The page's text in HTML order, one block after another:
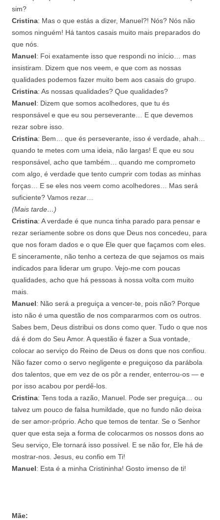
sim?
Cristina: Mas o que estás a dizer, Manuel?! Nós? Nós não
somos ninguém! Há tantos casais muito mais preparados do
que nós.
Manuel: Foi exatamente isso que respondi no início… mas
insistiram. Dizem que nos veem, e que com as nossas
qualidades podemos fazer muito bem aos casais do grupo.
Cristina: As nossas qualidades? Que qualidades?
Manuel: Dizem que somos acolhedores, que tu és
responsável e que eu sou perseverante… E que devemos
rezar sobre isso.
Cristina: Bem… que és perseverante, isso é verdade, ahah…
quando te metes com uma ideia, não largas! E que eu sou
responsável, acho que também… quando me comprometo
com algo, é verdade que tento cumprir com todas as minhas
forças… E se eles nos veem como acolhedores… Mas será
suficiente? Vamos rezar…
(Mais tarde…)
Cristina: A verdade é que nunca tinha parado para pensar e
rezar seriamente sobre os dons que Deus nos concedeu, para
que nos foram dados e o que Ele quer que façamos com eles.
E sinceramente, não tenho a certeza de que sejamos os mais
indicados para liderar um grupo. Vejo-me com poucas
qualidades, acho que há pessoas à nossa volta com muito
mais.
Manuel: Não será a preguiça a vencer-te, pois não? Porque
isto não é uma questão de nos compararmos com os outros.
Sabes bem, Deus distribui os dons como quer. Tudo o que nos
dá é dom do Seu Amor. A questão é fazer a Sua vontade,
colocar ao serviço do Reino de Deus os dons que nos confiou.
Não fazer como o servo negligente e preguiçoso da parábola
dos talentos, que em vez de os pôr a render, enterrou-os — e
por isso acabou por perdê-los.
Cristina: Tens toda a razão, Manuel. Pode ser preguiça… ou
talvez um pouco de falsa humildade, que no fundo não deixa
de ser amor-próprio. Acho que temos de tentar. Se o Senhor
quer que esta seja a forma de colocarmos os nossos dons ao
Seu serviço, Ele tornará isso possível. E se não for, Ele há de
mostrar-nos. Jesus, eu confio em Ti!
Manuel: Esta é a minha Cristininha! Gosto imenso de ti!
Mãe: